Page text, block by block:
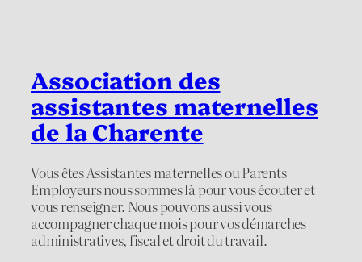
Association des
assistantes maternelles
de la Charente
Vous êtes Assistantes maternelles ou Parents
Employeurs nous sommes là pour vous écouter et
vous renseigner. Nous pouvons aussi vous
accompagner chaque mois pour vos démarches
administratives, fiscal et droit du travail.